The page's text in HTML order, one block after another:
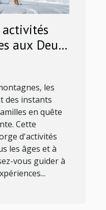
aux Deux
les
des instants
en quête
Cette
d'activités
les âges et à
vous guider à